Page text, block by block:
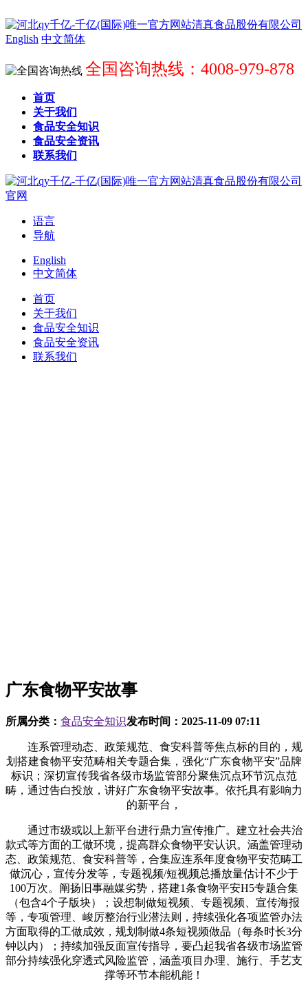
English 中文简体
全国咨询热线：4008-979-878
首页
关于我们
食品安全知识
食品安全资讯
联系我们
语言
导航
English
中文简体
首页
关于我们
食品安全知识
食品安全资讯
联系我们
广东食物平安故事
所属分类： 食品安全知识发布时间： 2025-11-09 07:11
连系管理动态、政策规范、食安科普等焦点标的目的，规
划搭建食物平安范畴相关专题合集，强化“广东食物平安”品牌
标识；深切宣传我省各级市场监管部分聚焦沉点环节沉点范
畴，通过告白投放，讲好广东食物平安故事。依托具有影响力
的新平台，
通过市级或以上新平台进行鼎力宣传推广。建立社会共治
款式等方面的工做环境，提高群众食物平安认识。涵盖管理动
态、政策规范、食安科普等，合集应连系年度食物平安范畴工
做沉心，宣传分发等，专题视频/短视频总播放量估计不少于
100万次。阐扬旧事融媒劣势，搭建1条食物平安H5专题合集
（包含4个子版块）；设想制做短视频、专题视频、宣传海报
等，专项管理、峻厉整治行业潜法则，持续强化各项监管办法
方面取得的工做成效，规划制做4条短视频做品（每条时长3分
钟以内）；持续加强反面宣传指导，要凸起我省各级市场监管
部分持续强化穿透式风险监管，涵盖项目办理、施行、手艺支
撑等环节本能机能！